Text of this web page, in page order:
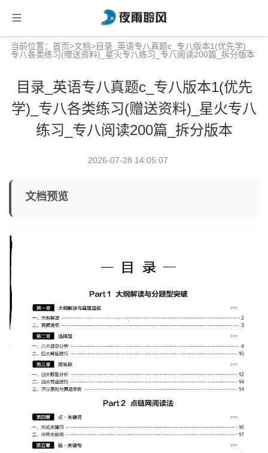
当前位置： 首页>文档>目录_英语专八真题c_专八版本1(优先学)_
专八各类练习(赠送资料)_星火专八练习_专八阅读200篇_拆分版本
目录_英语专八真题c_专八版本1(优先
学)_专八各类练习(赠送资料)_星火专八
练习_专八阅读200篇_拆分版本
2026-07-28 14:05:07
文档预览